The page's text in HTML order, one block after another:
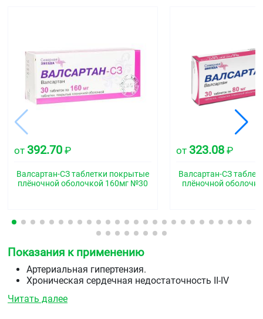
от 392.70 ₽
Валсартан-СЗ таблетки покрытые
плёночной оболочкой 160мг №30
от 323.08 ₽
Валсартан-СЗ
плёночной
Показания к применению
Артериальная гипертензия.
Хроническая сердечная недостаточность II-IV
у взрослых пациентов, получающих стандартную
Читать далее